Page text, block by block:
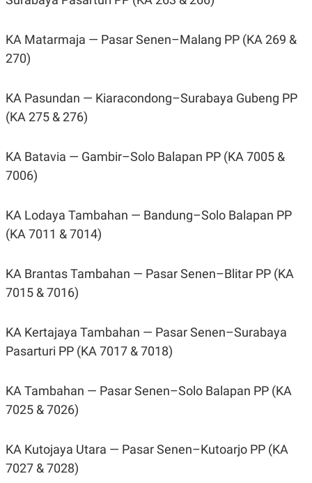
KA Matarmaja — Pasar Senen–Malang PP (KA 269 &
270)
KA Pasundan — Kiaracondong–Surabaya Gubeng PP
(KA 275 & 276)
KA Batavia — Gambir–Solo Balapan PP (KA 7005 &
7006)
KA Lodaya Tambahan — Bandung–Solo Balapan PP
(KA 7011 & 7014)
KA Brantas Tambahan — Pasar Senen–Blitar PP (KA
7015 & 7016)
KA Kertajaya Tambahan — Pasar Senen–Surabaya
Pasarturi PP (KA 7017 & 7018)
KA Tambahan — Pasar Senen–Solo Balapan PP (KA
7025 & 7026)
KA Kutojaya Utara — Pasar Senen–Kutoarjo PP (KA
7027 & 7028)